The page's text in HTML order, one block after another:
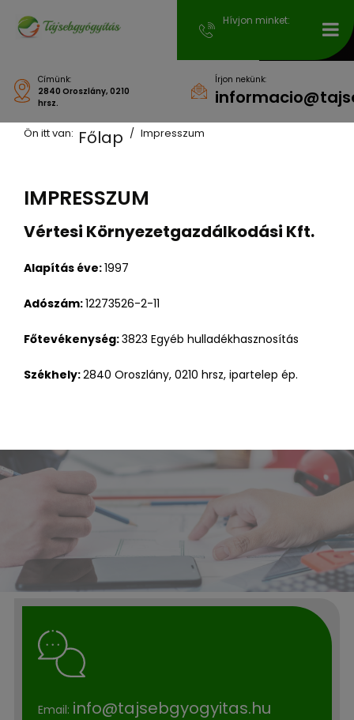
Címünk:
2840 Oroszlány, 0210
hrsz.
Írjon nekünk:
Hívjon minket:
Ön itt van: Főlap Impresszum
IMPRESSZUM
Vértesi Környezetgazdálkodási Kft.
Alapítás éve:1997
Adószám:12273526-2-11
Főtevékenység:3823 Egyéb hulladékhasznosítás
Székhely:2840 Oroszlány, 0210 hrsz, ipartelep ép.
Email: info@tajsebgyogyitas.hu